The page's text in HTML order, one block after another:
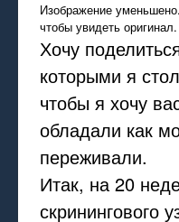
Изображение
чтобы увидеть оригинал.
Хочу
которыми я
чтобы я хочу
обладали как
переживали.
Итак, на 20
скринингового